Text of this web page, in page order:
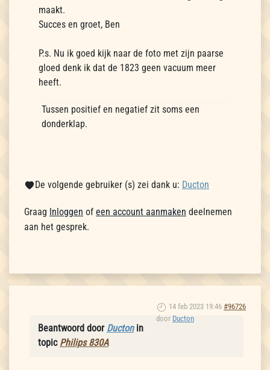
maakt.
Succes en groet, Ben
P.s. Nu ik goed kijk naar de foto met zijn paarse
gloed denk ik dat de 1823 geen vacuum meer
heeft.
Tussen positief en negatief zit soms een
donderklap.
De volgende gebruiker (s) zei dank u: Ducton
Graag Inloggen of een account aanmaken deelnemen
aan het gesprek.
14 feb 2023 19:46 #96726
door Ducton
Beantwoord door Ductonin
topic Philips 830A